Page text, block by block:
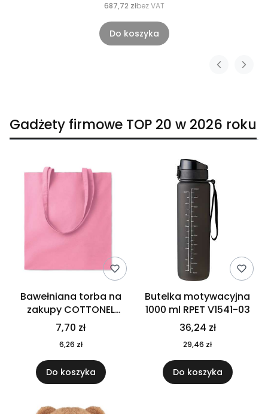
687,72 złbez VAT
Do koszyka
Gadżety firmowe TOP 20 w 2026 roku
Bawełniana torba na
zakupy COTTONEL
COLOUR++ MO9846-11
7,70 zł
6,26 zł
Do koszyka
Butelka motywacyjna
1000 ml RPET V1541-03
36,24 zł
29,46 zł
Do koszyka